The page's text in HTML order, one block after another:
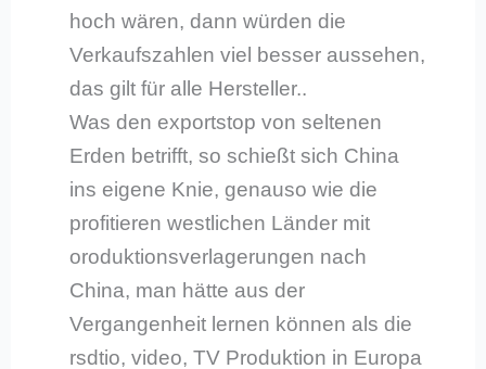
hoch wären, dann würden die
Verkaufszahlen viel besser aussehen,
das gilt für alle Hersteller..
Was den exportstop von seltenen
Erden betrifft, so schießt sich China
ins eigene Knie, genauso wie die
profitieren westlichen Länder mit
oroduktionsverlagerungen nach
China, man hätte aus der
Vergangenheit lernen können als die
rsdtio, video, TV Produktion in Europa